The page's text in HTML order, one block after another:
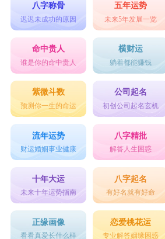
但名字俗中带雅，是个很别致
象气质也很是符合，表达了主
爱护。
【哮天犬】
——在神话传说中哮天犬以狗身
招财的征兆，且哮天犬跟随二
其气势凶猛，以此作为狗的名
特，符合最拉风狗狗名字的查找
份，也代表着主人希望自己的狗
风凛凛。
【人民币】
八字称骨
迟迟未成功的原因
五年运势
未来5年发展一览
命中贵人
谁是你的命中贵人
横财运
躺着都能赚钱
紫微斗数
预测你一生的命运
公司起名
初创公司起名玄机
流年运势
财运婚姻事业健康
八字精批
解答人生困惑
十年大运
未来十年运势指南
八字起名
有好名就有好命
正缘画像
看看真爱长什么样
恋爱桃花运
专业解答姻缘困惑